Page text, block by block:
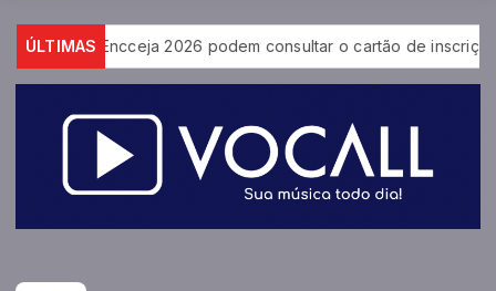
ÚLTIMASdo Encceja 2026 podem consultar o cartão de inscrição